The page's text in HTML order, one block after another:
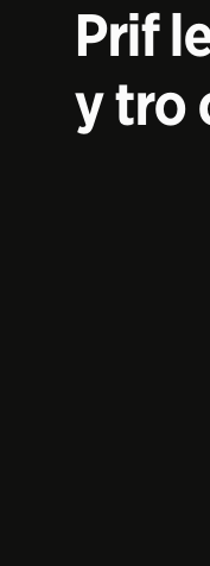
Prif
y tro